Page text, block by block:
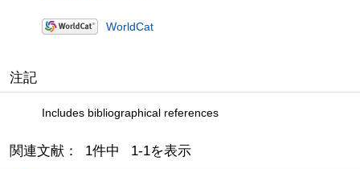
WorldCat
注記
Includes bibliographical references
関連文献： 1件中 1-1を表示